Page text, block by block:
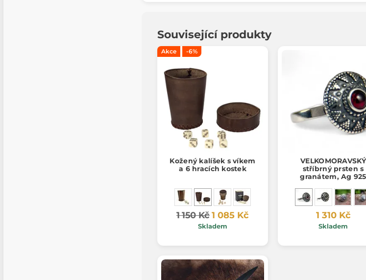
Související produkty
Akce -6%
Kožený kalíšek s víkem
a 6 hracích kostek
1 150 Kč1 085 Kč
Skladem
VELKOMORAVSKÝ
stříbrný prsten s
granátem, Ag 925
1 310 Kč
Skladem